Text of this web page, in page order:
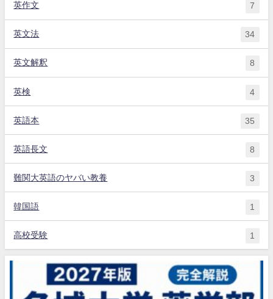
英作文 7
英文法 34
英文解釈 8
英検 4
英語本 35
英語長文 8
難関大英語のヤバい教養 3
韓国語 1
高校受験 1